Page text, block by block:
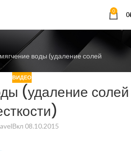
0 0
воды (удаление солей
ВИДЕО
(удаление солей
Вкл 08.10.2015